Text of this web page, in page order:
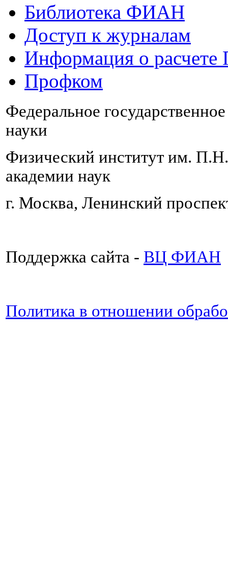
Библиотека ФИАН
Доступ к журналам
Информация о
Профком
Федеральное
науки
Физический институт им.
академии наук
г. Москва, Ленинский
Поддержка сайта - ВЦ ФИАН
Политика в отношении